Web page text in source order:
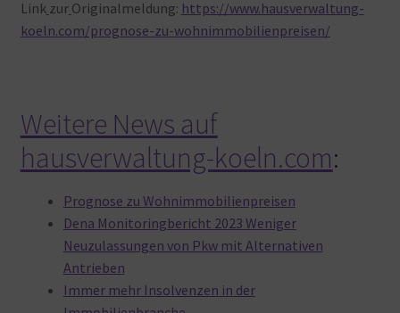
Link zur Originalmeldung: https://www.hausverwaltung-
koeln.com/prognose-zu-wohnimmobilienpreisen/
Weitere News auf
hausverwaltung-koeln.com:
Prognose zu Wohnimmobilienpreisen
Dena Monitoringbericht 2023 Weniger
Neuzulassungen von Pkw mit Alternativen
Antrieben
Immer mehr Insolvenzen in der